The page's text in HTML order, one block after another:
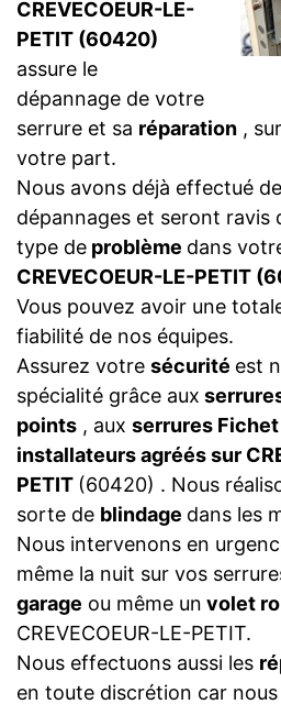
CREVECOEUR-LE-
PETIT (60420)
assure le
dépannage de votre
serrure et sa réparation ,
votre part.
Nous avons déjà effectué
dépannages et seront ravis
type de problème dans
CREVECOEUR-LE-PETIT
Vous pouvez avoir une
fiabilité de nos équipes.
Assurez votre sécurité est
spécialité grâce aux
points , aux serrures Fichet
installateurs agréés sur
PETIT (60420) . Nous
sorte de blindage dans les
Nous intervenons en
même la nuit sur vos
garage ou même un volet
CREVECOEUR-LE-PETIT.
Nous effectuons aussi les
en toute discrétion car